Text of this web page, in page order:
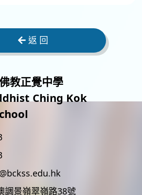
返 回
教正覺中學
Ching Kok
調景嶺翠嶺路38號